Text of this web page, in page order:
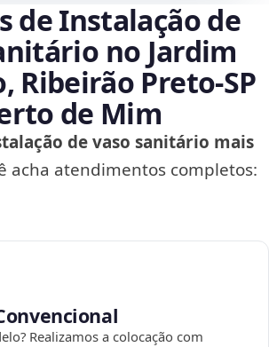
de Instalação de
no Jardim
Ribeirão Preto‑SP
de Mim
de vaso sanitário mais
acha atendimentos completos:
Realizamos a colocação com